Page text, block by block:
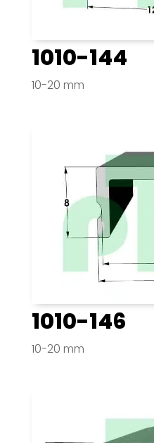
1010-144
10-20 mm
1010-146
10-20 mm